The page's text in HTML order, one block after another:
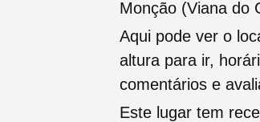
Monção (Viana do
Aqui pode ver o
altura para ir,
comentários e
Este lugar tem